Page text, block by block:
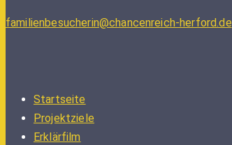
familienbesucherin@chancenreich-herford.de
Startseite
Projektziele
Erklärfilm